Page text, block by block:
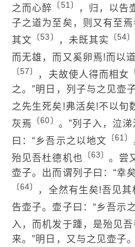
之而心醉 〔51〕 ，归，以告
子之道为至矣，则又有至
其文 〔53〕 ，未既其实 〔54〕
而无雄，而又奚卵焉!而以
〔57〕 ，夫故使人得而相女
之。”明日，列子与之见壶
之先生死矣!弗活矣!不以旬
灰焉
〔60〕 。”列子入，泣
曰：“乡吾示之以地文 〔61〕
殆见吾杜德机也
〔63〕 。尝
壶子。出而谓列子曰：“幸
〔64〕 ，全然有生矣!吾见其
告壶子。壶子曰：“乡吾示
入，而机发于踵，是殆见
来。”明日，又与之见壶子